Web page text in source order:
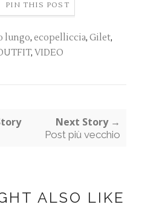
PIN THIS POST
lungo, ecopelliccia, Gilet,
, VIDEO
Next Story →
Post più vecchio
ALSO LIKE